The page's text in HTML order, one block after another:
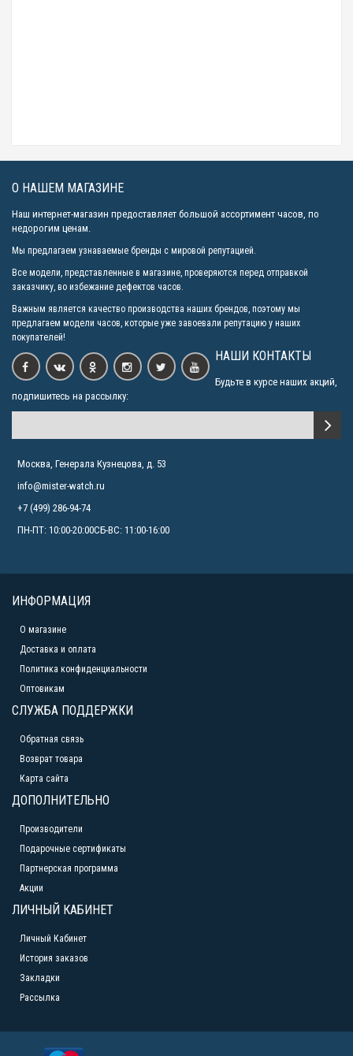
Casio SHEEN SHE-3046GLP-7B
7990р.
О НАШЕМ МАГАЗИНЕ
Наш интернет-магазин предоставляет большой ассортимент часов, по
недорогим ценам.
Мы предлагаем узнаваемые бренды с мировой репутацией.
Все модели, представленные в магазине, проверяются перед отправкой
заказчику, во избежание дефектов часов.
Важным является качество производства наших брендов, поэтому мы
предлагаем модели часов, которые уже завоевали репутацию у наших
покупателей!
НАШИ КОНТАКТЫ
Будьте в курсе наших акций,
подпишитесь на рассылку:
Москва, Генерала Кузнецова, д. 53
info@mister-watch.ru
+7 (499) 286-94-74
ПН-ПТ: 10:00-20:00СБ-ВС: 11:00-16:00
ИНФОРМАЦИЯ
О магазине
Доставка и оплата
Политика конфиденциальности
Оптовикам
СЛУЖБА ПОДДЕРЖКИ
Обратная связь
Возврат товара
Карта сайта
ДОПОЛНИТЕЛЬНО
Производители
Подарочные сертификаты
Партнерская программа
Акции
ЛИЧНЫЙ КАБИНЕТ
Личный Кабинет
История заказов
Закладки
Рассылка